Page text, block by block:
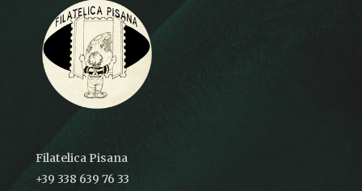
Filatelica Pisana
+39 338 639 76 33